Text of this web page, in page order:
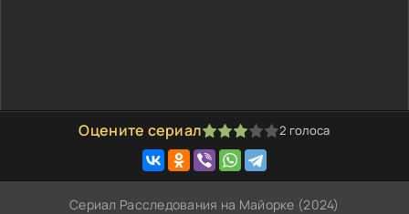
Оцените сериал
1 2 3 4 5 2 голоса
Сериал Расследования на Майорке (2024)